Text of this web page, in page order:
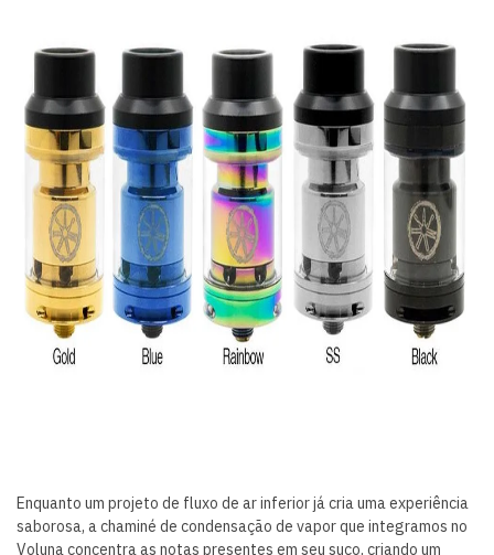
Enquanto um projeto de fluxo de ar inferior já cria uma experiência
saborosa, a chaminé de condensação de vapor que integramos no
Voluna concentra as notas presentes em seu suco, criando um